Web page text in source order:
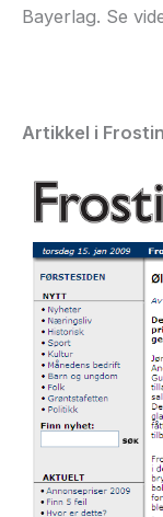
Bayerlag. Se
Artikkel i